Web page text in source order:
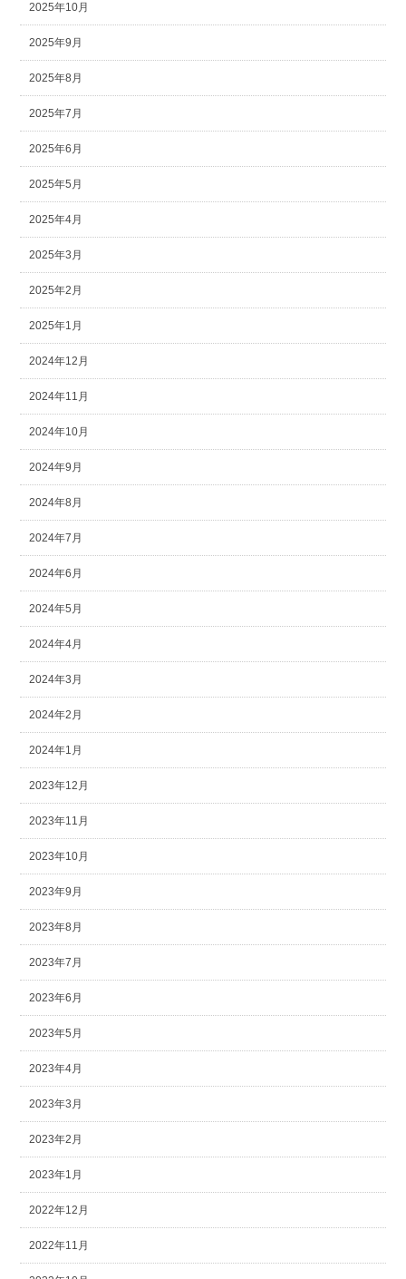
2025年10月
2025年9月
2025年8月
2025年7月
2025年6月
2025年5月
2025年4月
2025年3月
2025年2月
2025年1月
2024年12月
2024年11月
2024年10月
2024年9月
2024年8月
2024年7月
2024年6月
2024年5月
2024年4月
2024年3月
2024年2月
2024年1月
2023年12月
2023年11月
2023年10月
2023年9月
2023年8月
2023年7月
2023年6月
2023年5月
2023年4月
2023年3月
2023年2月
2023年1月
2022年12月
2022年11月